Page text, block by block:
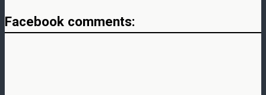
Facebook comments: